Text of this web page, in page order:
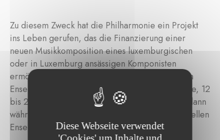
Zu diesem Zweck hat die Philharmonie ein Projekt
ins Leben gerufen, das die Finanzierung einer
neuen Musikkomposition eines luxemburgischen
oder in Luxemburg ansässigen Komponisten
ermöglicht. Diese wird dann von professionellen
Ensembles aus dem Ausland aufgeführt. Die neue, 12
bis 25 Minuten lange Musikkomposition würde dann
während des
von professionellen
Ensembles aus dem Ausland aufgeführt werden.
Diese Webseite verwendet